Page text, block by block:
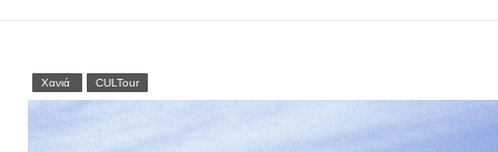
Χανιά CULTour